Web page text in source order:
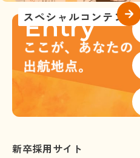
スペシャルコンテンツ
Entry
株式会社ココルポート
新卒採用サイト